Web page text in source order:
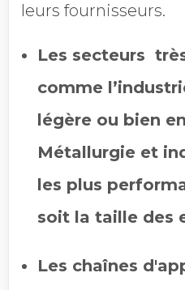
leurs fournisseurs.
Les secteurs
comme
légère ou bien
Métallurgie et
les plus
soit la taille des
Les chaînes